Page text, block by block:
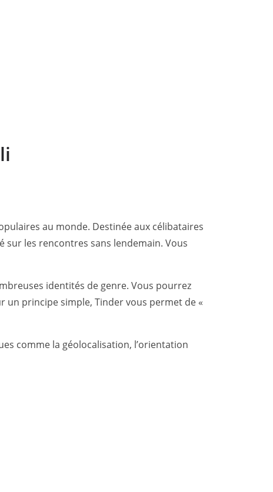
au monde. Destinée aux célibataires
sur les rencontres sans lendemain. Vous
identités de genre. Vous pourrez
un principe simple, Tinder vous permet de «
comme la géolocalisation, l’orientation